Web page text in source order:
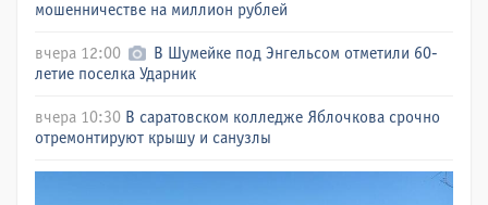
мошенничестве на миллион рублей
вчера 12:00
В Шумейке под Энгельсом отметили 60-
летие поселка Ударник
вчера 10:30 В саратовском колледже Яблочкова срочно
отремонтируют крышу и санузлы